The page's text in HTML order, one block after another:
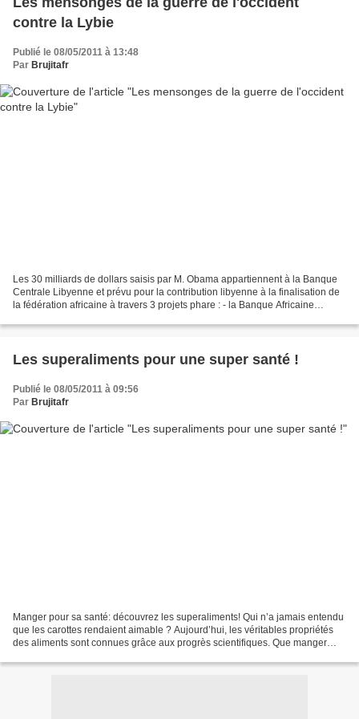
contre la Lybie
Publié le 08/05/2011 à 13:48
Par Brujitafr
Les 30 milliards de dollars saisis par M. Obama appartiennent à la Banque
Centrale Libyenne et prévu pour la contribution libyenne à la finalisation de
la fédération africaine à travers 3 projets phare : - la Banque Africaine
Les superaliments pour une super santé !
Publié le 08/05/2011 à 09:56
Par Brujitafr
Manger pour sa santé: découvrez les superaliments! Qui n’a jamais entendu
que les carottes rendaient aimable ? Aujourd’hui, les véritables propriétés
des aliments sont connues grâce aux progrès scientifiques. Que manger